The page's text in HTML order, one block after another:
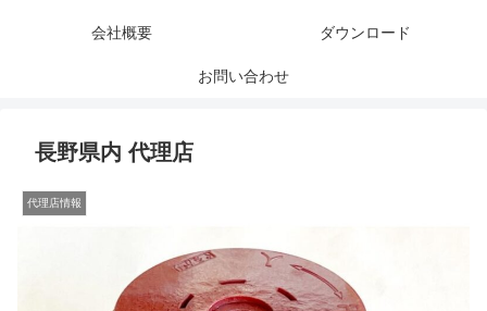
会社概要 ダウンロード
お問い合わせ
長野県内 代理店
代理店情報